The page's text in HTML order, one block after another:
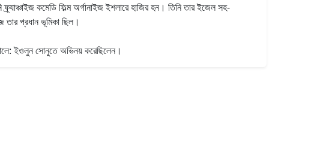
কমেডি ফিল্ম অর্গানাইজ ইশলারে হাজির হন। তিনি তার ইজেল সহ-
তার প্রধান ভূমিকা ছিল।
ইওলুন সোনুতে অভিনয় করেছিলেন।